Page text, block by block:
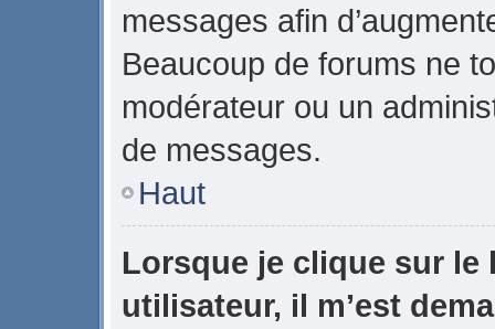
messages afin
Beaucoup de forums ne
modérateur ou un
de messages.
Haut
Lorsque je clique sur le
utilisateur, il m’est